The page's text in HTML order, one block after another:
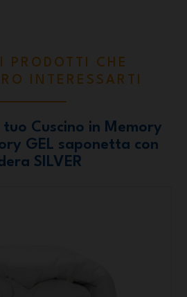
PRODOTTI CHE
INTERESSARTI
Cuscino in Memory
GEL saponetta con
SILVER